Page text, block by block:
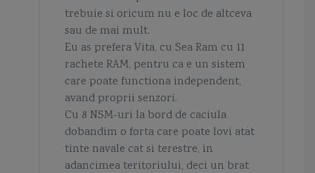
trebuie si oricum nu e loc de altceva
sau de mai mult.
Eu as prefera Vita, cu Sea Ram cu 11
rachete RAM, pentru ca e un sistem
care poate functiona independent,
avand proprii senzori.
Cu 8 NSM-uri la bord de caciula
dobandim o forta care poate lovi atat
tinte navale cat si terestre, in
adancimea teritoriului, deci un brat